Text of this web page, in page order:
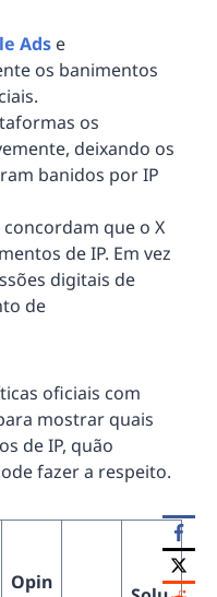
Ads e
os banimentos
os
deixando os
banidos por IP
que o X
de IP. Em vez
digitais de
de
oficiais com
mostrar quais
de IP, quão
fazer a respeito.
Opin